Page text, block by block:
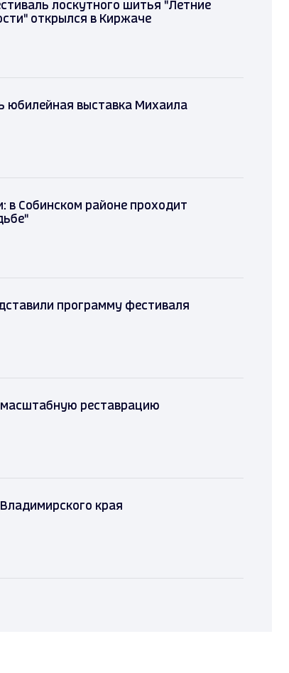
лоскутного шитья "Летние
открылся в Киржаче
юбилейная выставка Михаила
в Собинском районе проходит
программу фестиваля
реставрацию
края